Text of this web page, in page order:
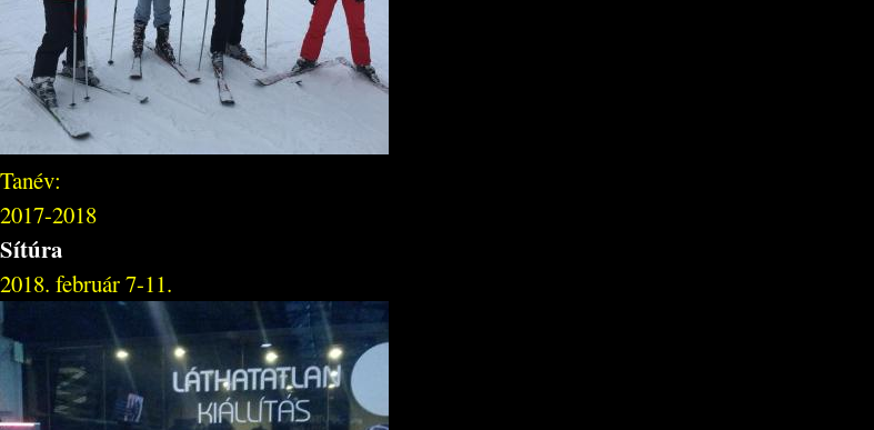
Tanév:
2017-2018
Sítúra
2018. február 7-11.